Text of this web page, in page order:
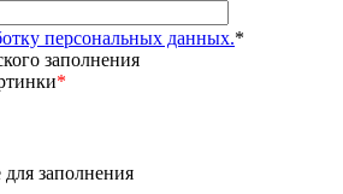
персональных данных.*
заполнения
*
заполнения